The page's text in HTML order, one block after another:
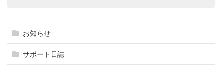
お知らせ
サポート日誌